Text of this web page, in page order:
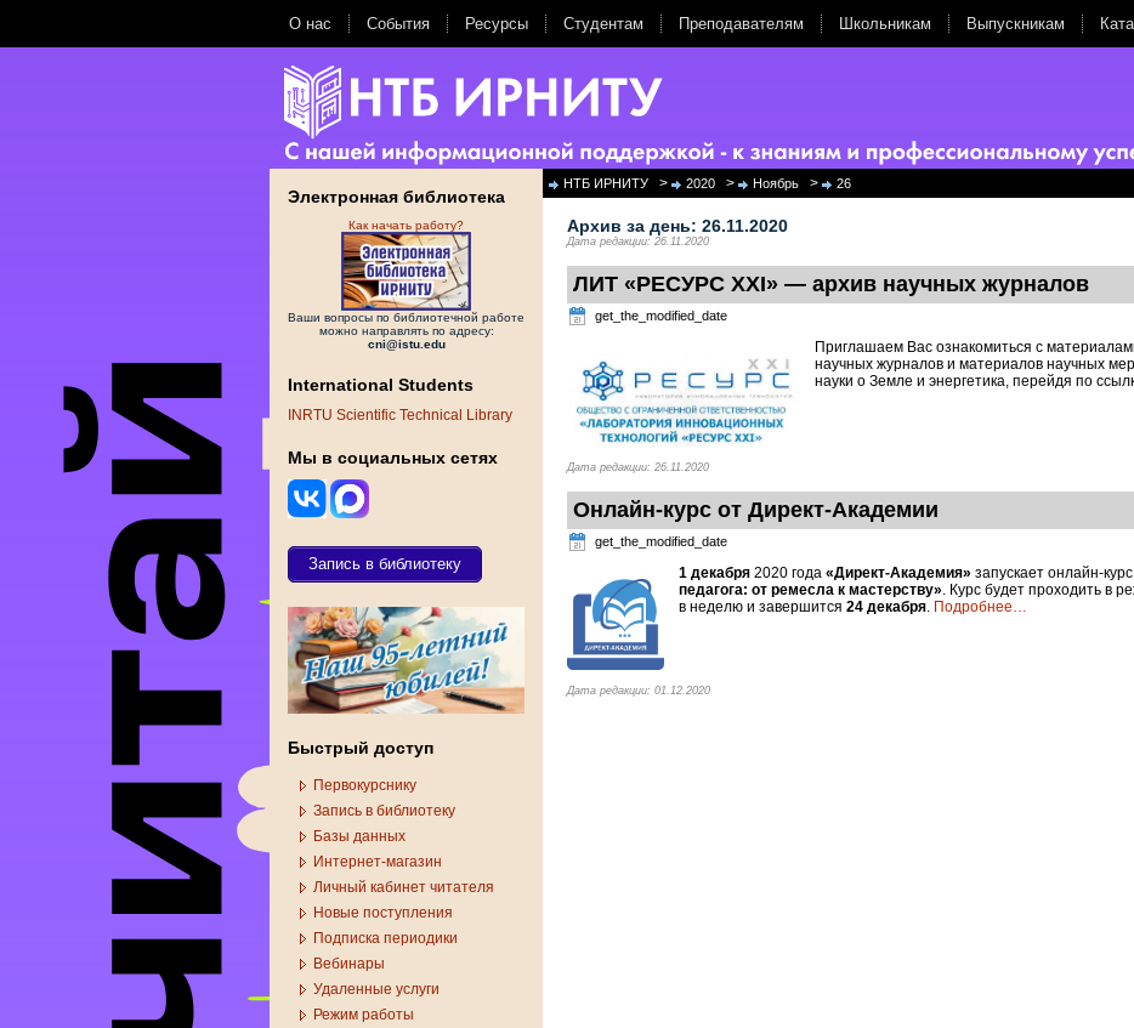
О нас События Ресурсы Студентам Преподавателям Школьникам Выпускникам
Электронная библиотека
Как начать работу?
Ваши вопросы по библиотечной работе
можно направлять по адресу:
cni@istu.edu
International Students
INRTU Scientific Technical Library
Мы в социальных сетях
Запись в библиотеку
Быстрый доступ
Первокурснику
Запись в библиотеку
Базы данных
Интернет-магазин
Личный кабинет читателя
Новые поступления
Подписка периодики
Вебинары
Удаленные услуги
Режим работы
НТБ ИРНИТУ > 2020 > Ноябрь > 26
Архив за день: 26.11.2020
Дата редакции: 26.11.2020
ЛИТ «РЕСУРС XXI» — архив научных журналов
get_the_modified_date
Приглашаем Вас ознакомиться с
научных журналов и материалов научных
науки о Земле и энергетика, перейдя по
Дата редакции: 26.11.2020
Онлайн-курс от Директ-Академии
get_the_modified_date
1 декабря 2020 года «Директ-Академия» запускает онлайн-
педагога: от ремесла к мастерству». Курс будет проходить в
в неделю и завершится 24 декабря. Подробнее…
Дата редакции: 01.12.2020